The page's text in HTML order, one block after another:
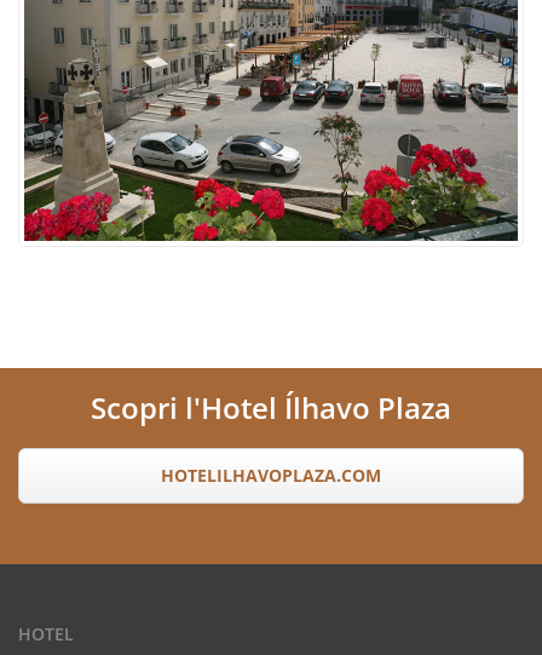
Scopri l'Hotel Ílhavo Plaza
HOTELILHAVOPLAZA.COM
HOTEL